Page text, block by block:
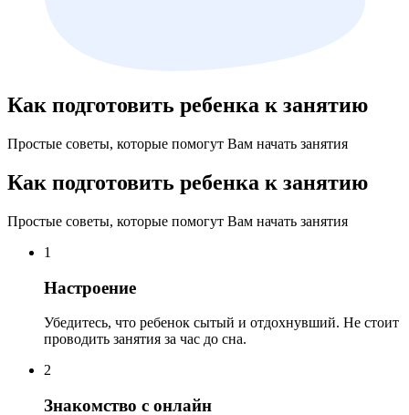
Как подготовить ребенка к занятию
Простые советы, которые помогут Вам начать занятия
Как подготовить ребенка к занятию
Простые советы, которые помогут Вам начать занятия
1
Настроение
Убедитесь, что ребенок сытый и отдохнувший. Не стоит
проводить занятия за час до сна.
2
Знакомство с онлайн